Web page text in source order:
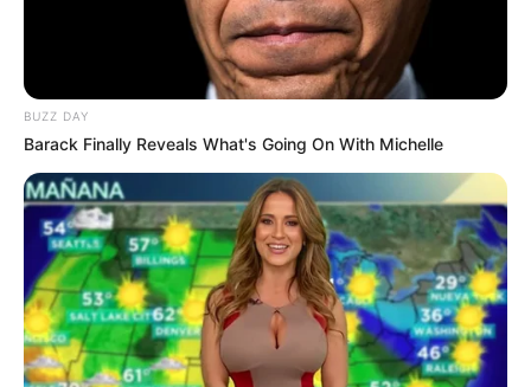
Alivio de Picaduras de Insectos
Aplicar compresas de té de manzanilla
ayuda a reducir la picazón e inflamación
causada por picaduras de insectos.
Regeneración de Tejidos
tejidos, por lo que es excelente para
tratar heridas superficiales y cortes
menores.
Calmante para Ojos Cansados
Las compresas de té de manzanilla frío
sobre los ojos cansados ayudan a reducir
la hinchazón y a refrescar la mirada.
BUZZ DAY
Barack Finally Reveals What's Going On With Michelle